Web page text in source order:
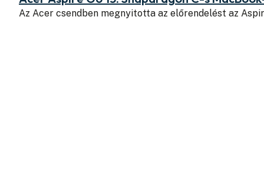
Az Acer csendben megnyitotta az előrendelést az